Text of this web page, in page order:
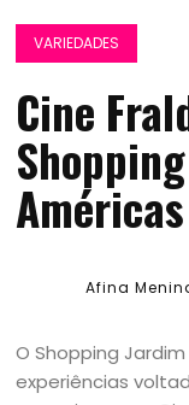
VARIEDADES
Cine
Américas
Afina
O Shopping
experiências